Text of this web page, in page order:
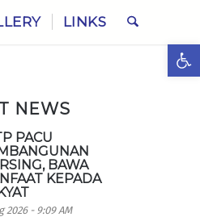
LINKS
NEWS
PACU
BAWA
KEPADA
2026 - 9:09 AM